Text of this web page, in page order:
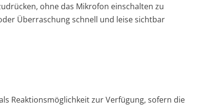
ohne das Mikrofon einschalten zu
Überraschung schnell und leise sichtbar
Reaktionsmöglichkeit zur Verfügung, sofern die